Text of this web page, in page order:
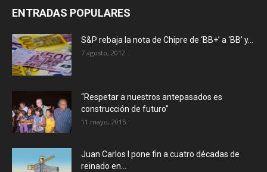
ENTRADAS POPULARES
S&P rebaja la nota de Chipre de ‘BB+’ a ‘ВВ’ y...
7 agosto, 2012
“Respetar a nuestros antepasados es
construcción de futuro”
11 mayo, 2015
Juan Carlos I pone fin a cuatro décadas de
reinado en...